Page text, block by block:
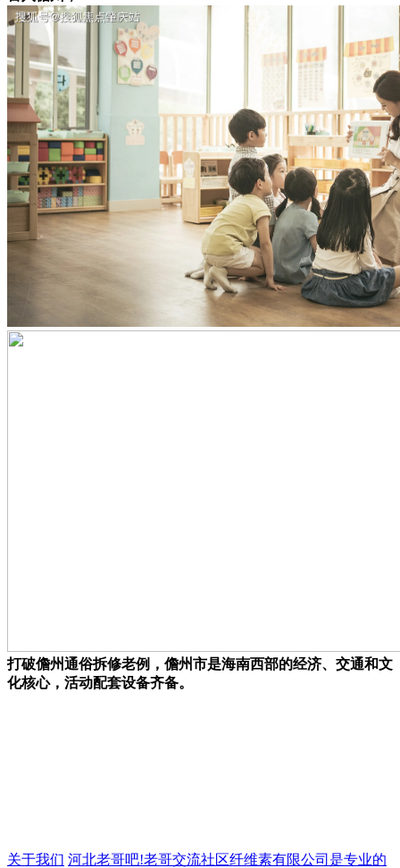
打破儋州通俗拆修老例，儋州市是海南西部的经济、交通和文
化核心，活动配套设备齐备。
关于我们 河北老哥吧!老哥交流社区纤维素有限公司是专业的